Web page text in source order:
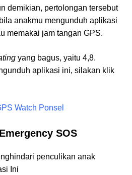
demikian, pertolongan tersebut
anakmu mengunduh aplikasi
memakai jam tangan GPS.
yang bagus, yaitu 4,8.
aplikasi ini, silakan klik
Watch Ponsel
SOS